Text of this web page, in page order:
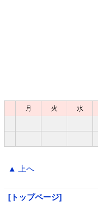
月 火 水
▲ 上へ
[トップページ]